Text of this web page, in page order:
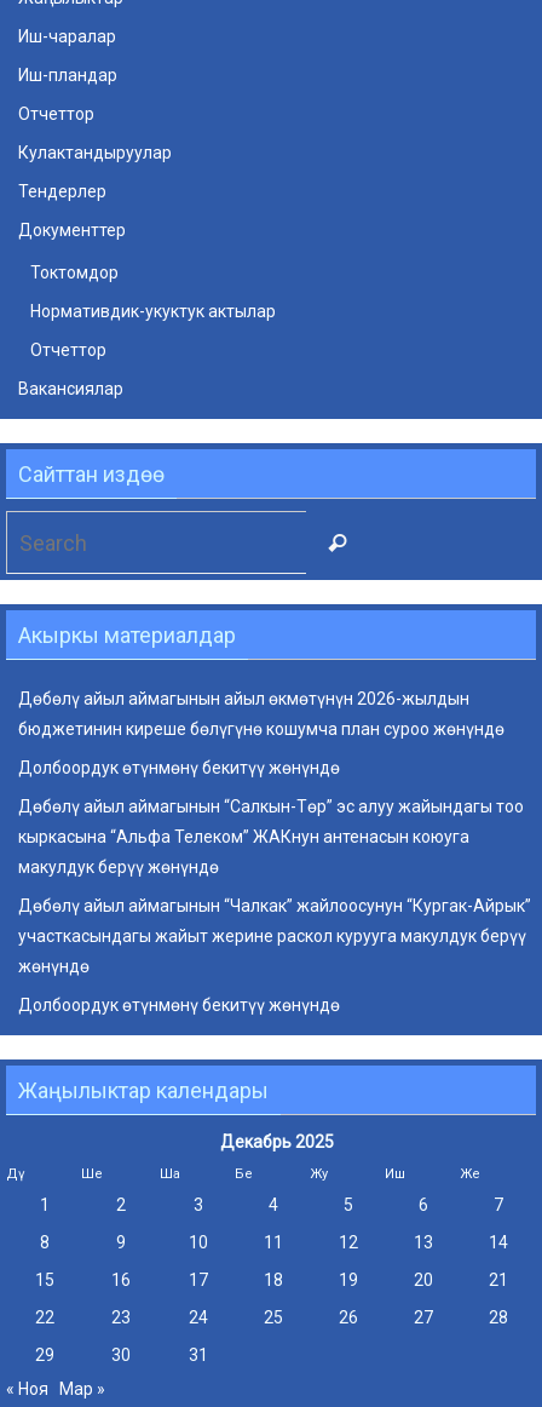
Иш-чаралар
Иш-пландар
Отчеттор
Кулактандыруулар
Тендерлер
Документтер
Токтомдор
Нормативдик-укуктук актылар
Отчеттор
Вакансиялар
Сайттан издөө
Search
Акыркы материалдар
Дөбөлү айыл аймагынын айыл өкмөтүнүн 2026-жылдын
бюджетинин киреше бөлүгүнө кошумча план суроо жөнүндө
Долбоордук өтүнмөнү бекитүү жөнүндө
Дөбөлү айыл аймагынын “Салкын-Төр” эс алуу жайындагы тоо
кыркасына “Альфа Телеком” ЖАКнун антенасын коюуга
макулдук берүү жөнүндө
Дөбөлү айыл аймагынын “Чалкак” жайлоосунун “Кургак-Айрык”
участкасындагы жайыт жерине раскол курууга макулдук берүү
жөнүндө
Долбоордук өтүнмөнү бекитүү жөнүндө
Жаңылыктар календары
Декабрь 2025
Дү Ше Ша Бе Жу Иш Же
1 2 3 4 5 6
7
8
9 10 11 12 13
14
15
16 17 18 19 20
21
22
23 24 25 26 27
28
29
30
31
« Ноя
Мар »